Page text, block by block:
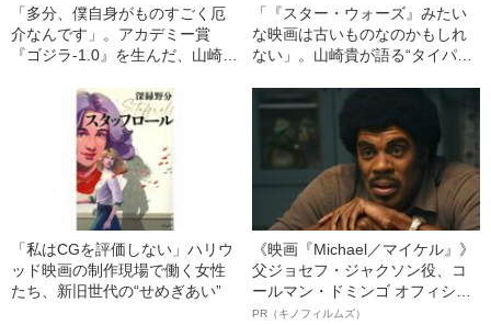
「多分、僕自身がものすごく厄
介なんです」。アカデミー賞
『ゴジラ-1.0』を生んだ、山崎貴
「『スター・ウォーズ』みたい
な映画は古いものなのかもしれ
ない」。山崎貴が語る“タイパ世
「私はCGを評価しない」ハリウ
ッド映画の制作現場で働く女性
たち、新旧世代の“せめぎあい”
《映画『Michael／マイケル』》
父ジョセフ・ジャクソン役、コ
ールマン・ドミンゴ オフィシャ
ルインタビュー“観客を魅了した
PR（キノフィルムズ）